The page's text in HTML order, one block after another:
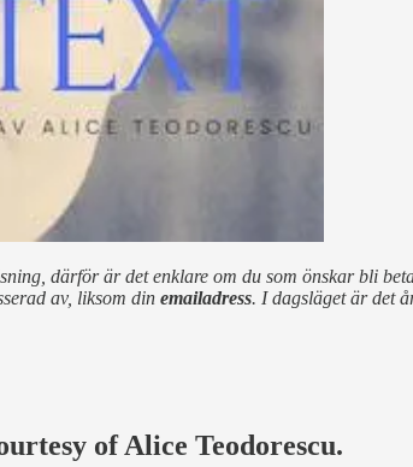
därför är det enklare om du som önskar bli
av, liksom din emailadress. I dagsläget är det
of Alice Teodorescu.